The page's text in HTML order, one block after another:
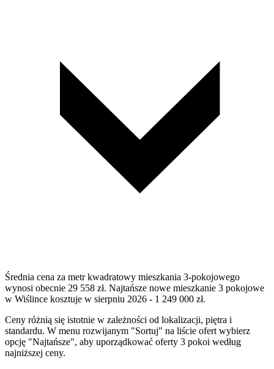
Średnia cena za metr kwadratowy mieszkania 3-pokojowego
wynosi obecnie 29 558 zł. Najtańsze nowe mieszkanie 3 pokojowe
w Wiślince kosztuje w sierpniu 2026 - 1 249 000 zł.
Ceny różnią się istotnie w zależności od lokalizacji, piętra i
standardu. W menu rozwijanym "Sortuj" na liście ofert wybierz
opcję "Najtańsze", aby uporządkować oferty 3 pokoi według
najniższej ceny.